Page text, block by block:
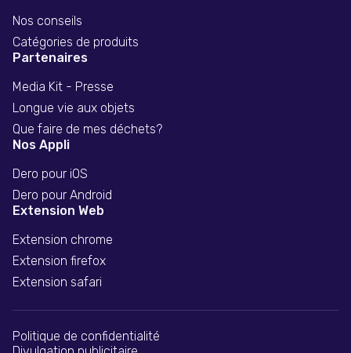
Nos conseils
Catégories de produits
Partenaires
Media Kit - Presse
Longue vie aux objets
Que faire de mes déchets?
Nos Appli
Dero pour iOS
Dero pour Android
Extension Web
Extension chrome
Extension firefox
Extension safari
Politique de confidentialité